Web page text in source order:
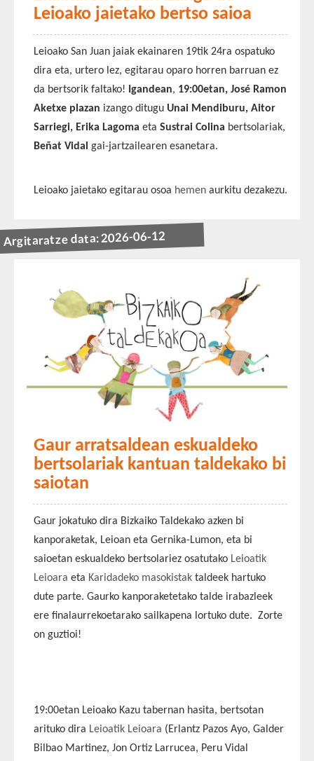
Leioako jaietako bertso saioa
Leioako San Juan jaiak ekainaren 19tik 24ra ospatuko
dira eta, urtero lez, egitarau oparo horren barruan ez
da bertsorik faltako! Igandean, 19:00etan, José Ramon
Aketxe plazan izango ditugu Unai Mendiburu, Aitor
Sarriegi, Erika Lagoma eta Sustrai Colina bertsolariak,
Beñat Vidal gai-jartzailearen esanetara.
Leioako jaietako egitarau osoa hemen aurkitu dezakezu.
Argitaratze data: 2026-06-12
Gaur arratsaldean eskualdeko
bertsolariak kantuan taldekako bi
saiotan
Gaur jokatuko dira Bizkaiko Taldekako azken bi
kanporaketak, Leioan eta Gernika-Lumon, eta bi
saioetan eskualdeko bertsolariez osatutako Leioatik
Leioara eta Karidadeko masokistak taldeek hartuko
dute parte. Gaurko kanporaketetako talde irabazleek
ere finalaurrekoetarako sailkapena lortuko dute. Zorte
on guztioi!
19:00etan Leioako Kazu tabernan hasita, bertsotan
arituko dira Leioatik Leioara (Erlantz Pazos Ayo, Galder
Bilbao Martinez, Jon Ortiz Larrucea, Peru Vidal